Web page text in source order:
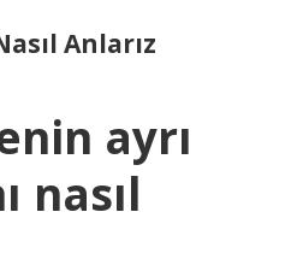
Anlarız
ayrı
nasıl